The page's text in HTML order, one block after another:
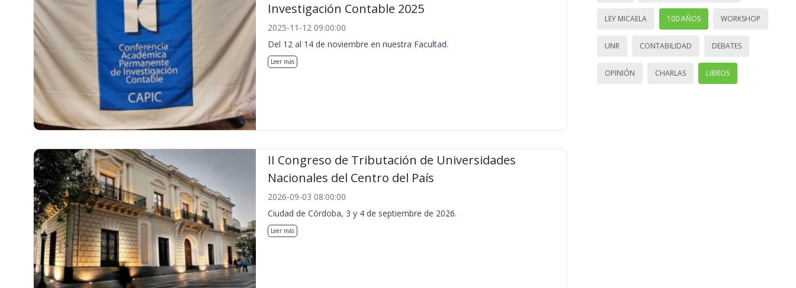
Investigación Contable 2025
2025-11-12 09:00:00
Del 12 al 14 de noviembre en nuestra Facultad.
Leer más
II Congreso de Tributación de Universidades
Nacionales del Centro del País
2026-09-03 08:00:00
Ciudad de Córdoba, 3 y 4 de septiembre de 2026.
Leer más
LEY MICAELA 100 AÑOS WORKSHOP
UNR CONTABILIDAD DEBATES
OPINIÓN CHARLAS LIBROS